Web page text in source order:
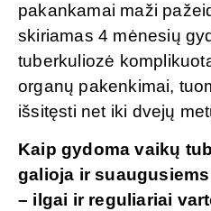
pakankamai maži
skiriamas 4 mėnesių
tuberkuliozė
organų pakenkimai,
išsitęsti net iki dvejų
Kaip gydoma vaikų
galioja ir
– ilgai ir reguliariai